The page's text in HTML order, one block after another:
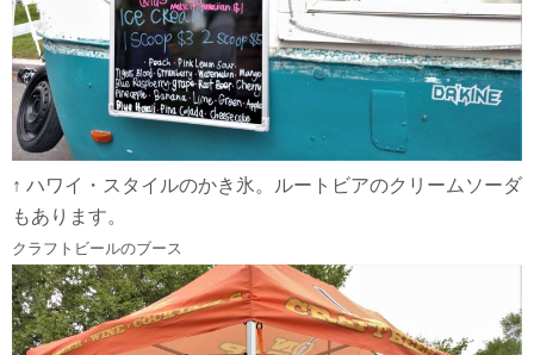
↑ ハワイ・スタイルのかき氷。ルートビアのクリームソーダ
もあります。
クラフトビールのブース